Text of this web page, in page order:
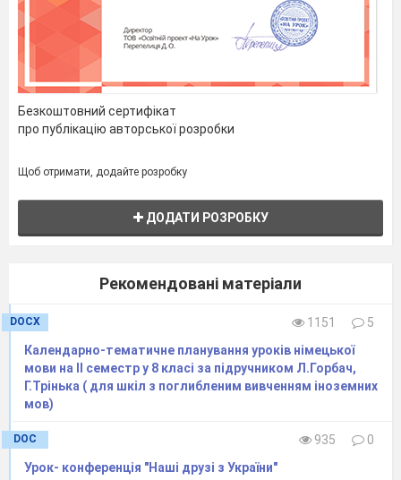
Безкоштовний сертифікат
про публікацію авторської розробки
Щоб отримати, додайте розробку
ДОДАТИ РОЗРОБКУ
Рекомендовані матеріали
DOCX 1151
5
Календарно-тематичне планування уроків німецької
мови на ІІ семестр у 8 класі за підручником Л.Горбач,
Г.Трінька ( для шкіл з поглибленим вивченням іноземних
мов)
DOC 935
0
Урок- конференція "Наші друзі з України"